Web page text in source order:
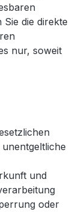
die direkte
nur, soweit
und
oder